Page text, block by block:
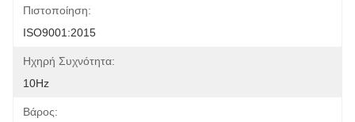
Πιστοποίηση:
ISO9001:2015
Ηχηρή Συχνότητα:
10Hz
Βάρος: